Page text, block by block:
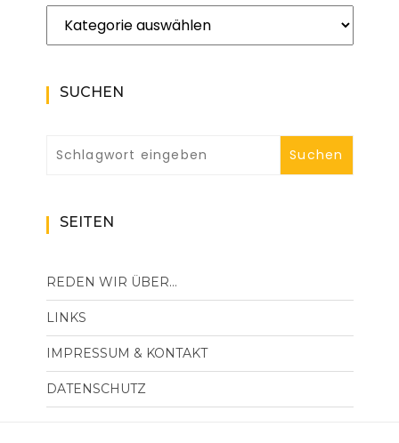
Kategorien
SUCHEN
SEITEN
REDEN WIR ÜBER…
LINKS
IMPRESSUM & KONTAKT
DATENSCHUTZ